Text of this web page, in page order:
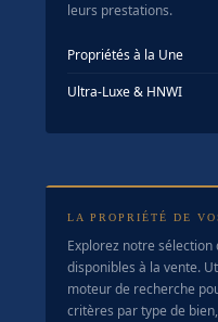
leurs prestations.
Propriétés à la Une
Ultra-Luxe & HNWI
LA PROPRIÉTÉ DE
Explorez notre sélection
disponibles à la vente.
moteur de recherche
critères par type de